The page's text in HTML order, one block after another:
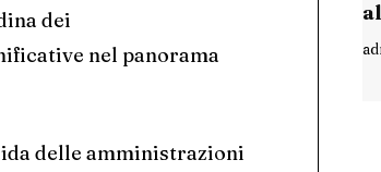
dei
nel panorama
delle amministrazioni